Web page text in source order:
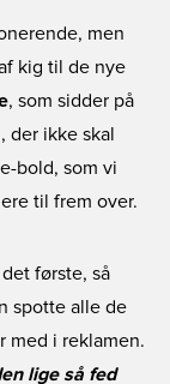
men
kig til de nye
, som sidder på
der ikke skal
bold, som vi
til frem over.
første, så
spotte alle de
med i reklamen.
lige så fed